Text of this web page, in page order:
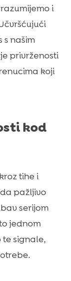
i
s našim
privrženosti
koji
kod
tihe i
pažljivo
serijom
jednom
signale,